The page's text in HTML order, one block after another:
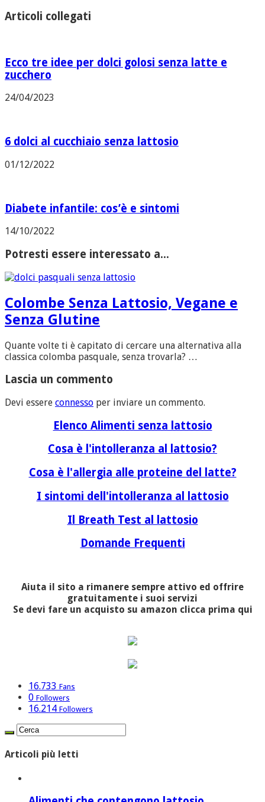
Articoli collegati
Ecco tre idee per dolci golosi senza latte e
zucchero
24/04/2023
6 dolci al cucchiaio senza lattosio
01/12/2022
Diabete infantile: cos’è e sintomi
14/10/2022
Potresti essere interessato a...
Colombe Senza Lattosio, Vegane e
Senza Glutine
Quante volte ti è capitato di cercare una alternativa alla
classica colomba pasquale, senza trovarla? …
Lascia un commento
Devi essere connesso per inviare un commento.
Elenco Alimenti senza lattosio
Cosa è l'intolleranza al lattosio?
Cosa è l'allergia alle proteine del latte?
I sintomi dell'intolleranza al lattosio
Il Breath Test al lattosio
Domande Frequenti
Aiuta il sito a rimanere sempre attivo ed offrire
gratuitamente i suoi servizi
Se devi fare un acquisto su amazon clicca prima qui
16.733 Fans
0 Followers
16.214 Followers
Articoli più letti